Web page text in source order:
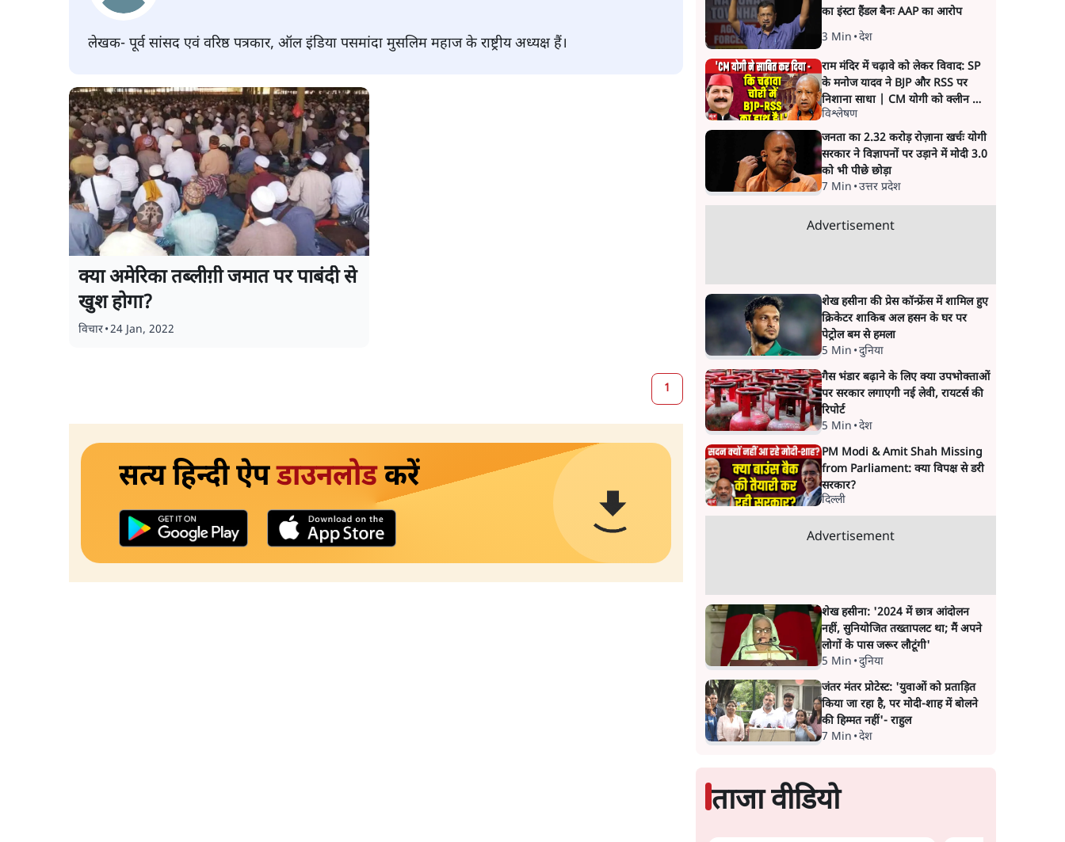
लेखक- पूर्व सांसद एवं वरिष्ठ पत्रकार, ऑल इंडिया पसमांदा मुसलिम महाज के राष्ट्रीय अध्यक्ष हैं।
क्या अमेरिका तब्लीग़ी जमात पर पाबंदी से
खुश होगा?
विचार•24 Jan, 2022
1
सत्य हिन्दी ऐपडाउनलोडकरें
का इंस्टा हैंडल बैनः AAP का आरोप
3 Min •देश
राम मंदिर में चढ़ावे को लेकर विवाद: SP
के मनोज यादव ने BJP और RSS पर
निशाना साधा | CM योगी को क्लीन चिट
मिली
विश्लेषण
जनता का 2.32 करोड़ रोज़ाना खर्चः योगी
सरकार ने विज्ञापनों पर उड़ाने में मोदी 3.0
को भी पीछे छोड़ा
7 Min •उत्तर प्रदेश
Advertisement
शेख हसीना की प्रेस कॉन्फ्रेंस में शामिल हुए
क्रिकेटर शाकिब अल हसन के घर पर
पेट्रोल बम से हमला
5 Min •दुनिया
गैस भंडार बढ़ाने के लिए क्या उपभोक्ताओं
पर सरकार लगाएगी नई लेवी, रायटर्स की
रिपोर्ट
5 Min •देश
PM Modi & Amit Shah Missing
from Parliament: क्या विपक्ष से डरी
सरकार?
दिल्ली
Advertisement
शेख हसीना: '2024 में छात्र आंदोलन
नहीं, सुनियोजित तख्तापलट था; मैं अपने
लोगों के पास जरूर लौटूंगी'
5 Min •दुनिया
जंतर मंतर प्रोटेस्ट: 'युवाओं को प्रताड़ित
किया जा रहा है, पर मोदी-शाह में बोलने
की हिम्मत नहीं'- राहुल
7 Min •देश
ताजा वीडियो